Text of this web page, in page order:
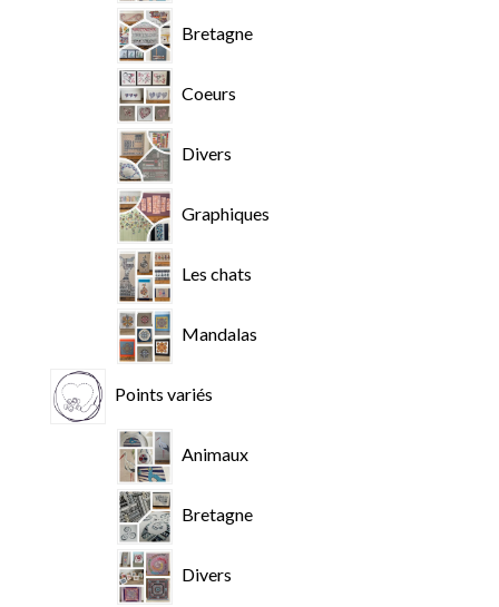
Bretagne
Coeurs
Divers
Graphiques
Les chats
Mandalas
Points variés
Animaux
Bretagne
Divers